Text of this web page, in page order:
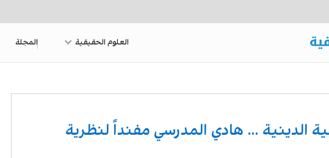
العلوم الحقيقية المجلة
الدينية … هادي المدرسي مفنداً لنظرية